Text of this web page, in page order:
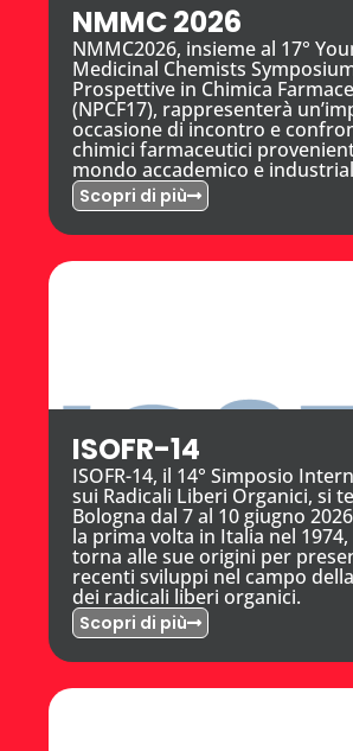
NMMC 2026
NMMC2026, insieme al 17°
Medicinal Chemists
Prospettive in Chimica
(NPCF17), rappresenterà
occasione di incontro e
chimici farmaceutici
mondo accademico e
Scopri di più
ISOFR-14
ISOFR-14, il 14° Simposio
sui Radicali Liberi Organici, si
Bologna dal 7 al 10 giugno
la prima volta in Italia nel
torna alle sue origini per
recenti sviluppi nel campo
dei radicali liberi organici.
Scopri di più